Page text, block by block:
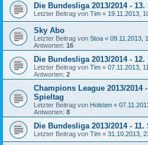
Die Bundesliga 2013/2014 -
Letzter Beitrag von Tim « 19.11.2013,
Sky Abo
Letzter Beitrag von Stoa « 09.11.2013,
Antworten: 16
Die Bundesliga 2013/2014 -
Letzter Beitrag von Tim « 07.11.2013,
Antworten: 2
Champions League 2013/2014
Spieltag
Letzter Beitrag von Holsten «
Antworten: 8
Die Bundesliga 2013/2014 - 11.
Letzter Beitrag von Tim « 31.10.2013,